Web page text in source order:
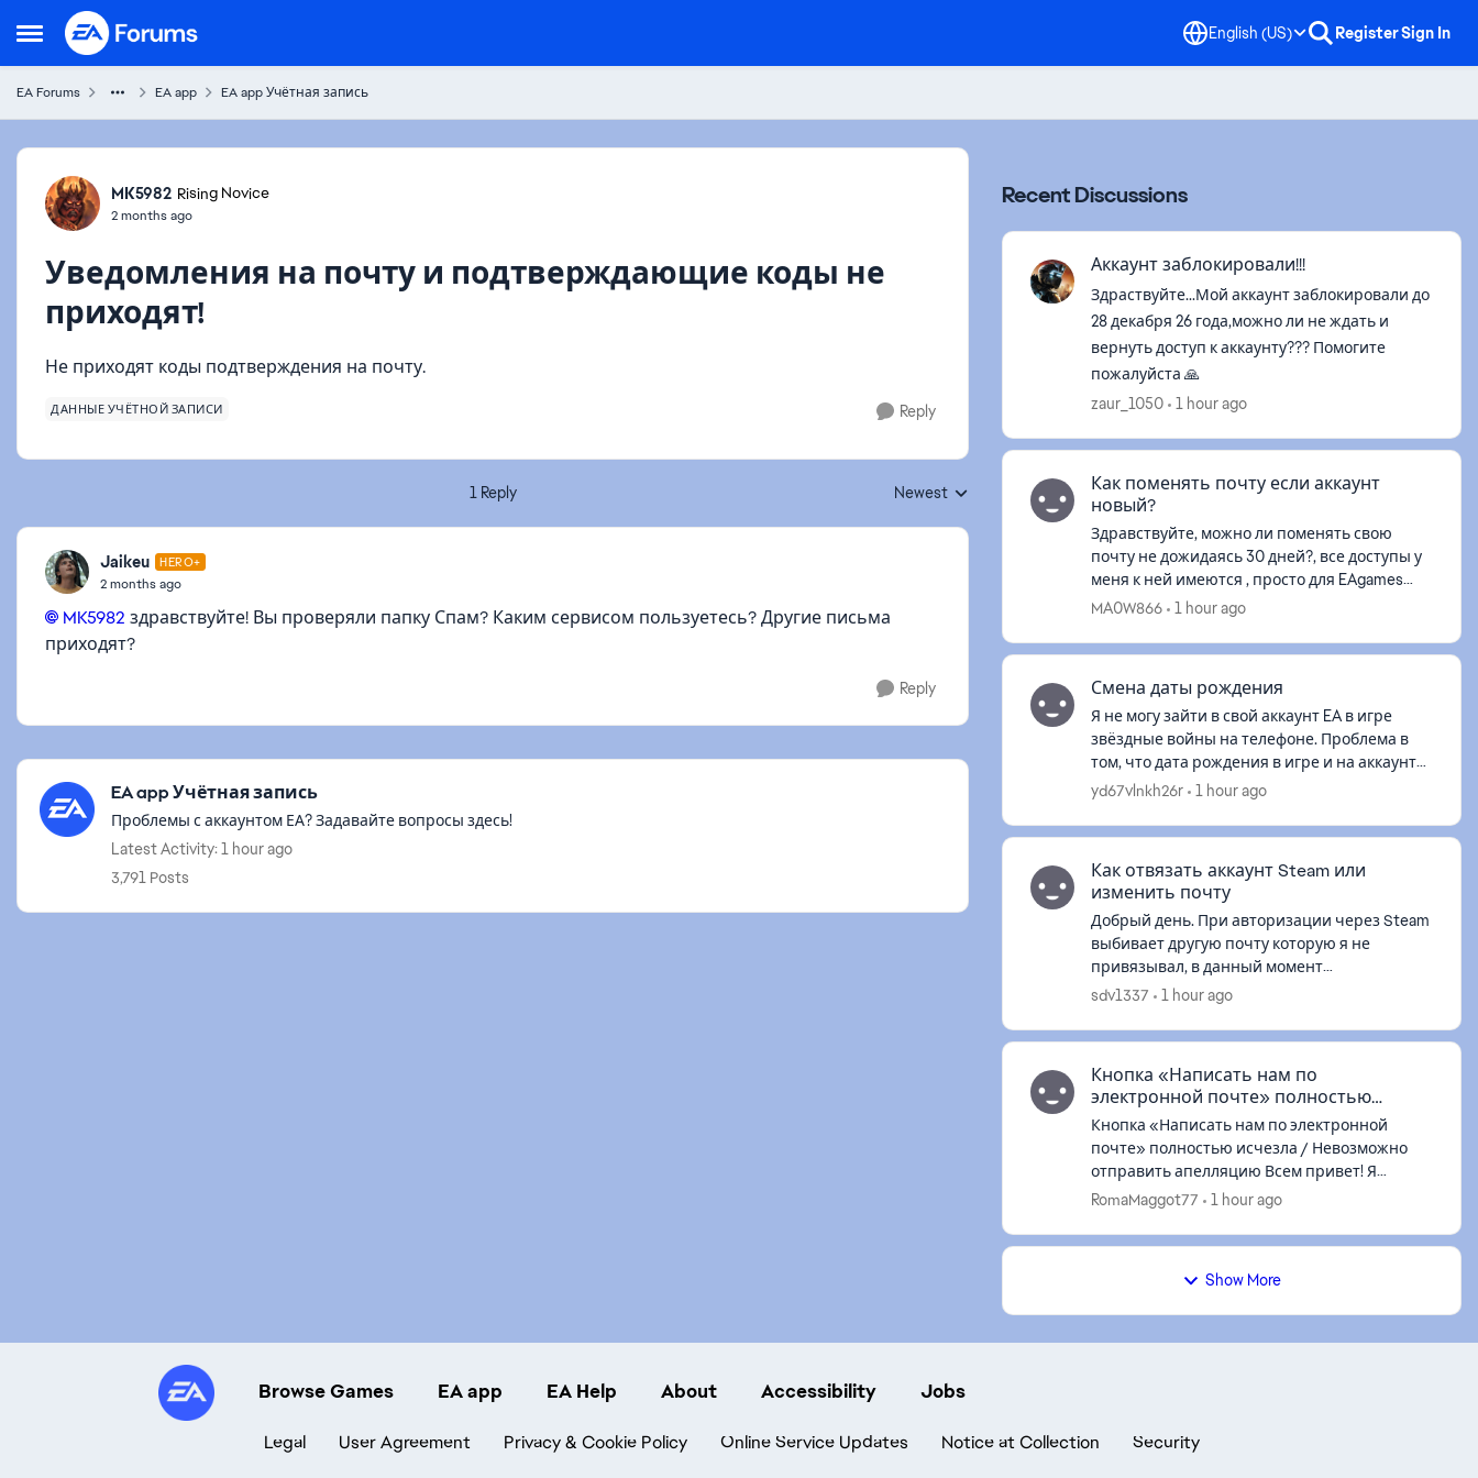
Open Side Menu
Skip to content English (US) RegisterSign In
EA Forums EA app EA app Учётная запись
Forum Discussion
MK5982 Rising Novice
2 months ago
Уведомления на почту и подтверждающие коды не
приходят!
Не приходят коды подтверждения на почту.
ДАННЫЕ УЧЁТНОЙ ЗАПИСИ Reply
1 Reply Replies sorted by
Newest
Jaikeu HERO+
2 months ago
MK5982​ здравствуйте! Вы проверяли папку Спам? Каким сервисом пользуетесь? Другие письма
приходят?
Reply
Featured Places
EA app Учётная запись
Проблемы с аккаунтом ЕА? Задавайте вопросы здесь!
Latest Activity: 1 hour ago
3,791 Posts
Recent Discussions
Аккаунт заблокировали!!!
Здраствуйте...Мой аккаунт заблокировали до
28 декабря 26 года,можно ли не ждать и
вернуть доступ к аккаунту??? Помогите
пожалуйста 🙏
zaur_1050
1 hour ago
Как поменять почту если аккаунт
новый?
Здравствуйте, можно ли поменять свою
почту не дожидаясь 30 дней?, все доступы у
меня к ней имеются , просто для EAgames
хочу отдельную почту привязать. Т.к аккаунт
MA0W866 1 hour ago
Смена даты рождения
Я не могу зайти в свой аккаунт EA в игре
звёздные войны на телефоне. Проблема в
том, что дата рождения в игре и на аккаунте
разные. Я уже не помню что вводил там, а
yd67vlnkh26r 1 hour ago
Как отвязать аккаунт Steam или
изменить почту
Добрый день. При авторизации через Steam
выбивает другую почту которую я не
привязывал, в данный момент
авторизоваться через Steam я не могу так
если досту...
sdv1337 1 hour ago
Кнопка «Написать нам по
электронной почте» полностью
исчезла
Кнопка «Написать нам по электронной
почте» полностью исчезла / Невозможно
отправить апелляцию Всем привет! Я
пытаюсь отправить апелляцию по поводу
записи, но ве...
RomaMaggot77 1 hour ago
Show More
Browse Games EA app EA Help About Accessibility Jobs
Legal User Agreement Privacy & Cookie Policy Online Service Updates Notice at Collection Security